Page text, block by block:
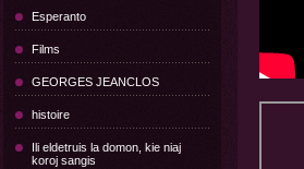
Esperanto
Films
GEORGES JEANCLOS
histoire
Ili eldetruis la domon, kie niaj
koroj sangis